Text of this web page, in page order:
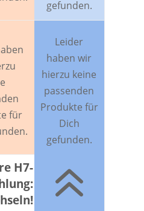
gefunden.
für
Leider
haben wir
hierzu keine
passenden
Produkte für
Dich
gefunden.
H7-
6